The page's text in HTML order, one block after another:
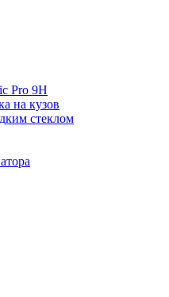
Pro 9H
на кузов
стеклом